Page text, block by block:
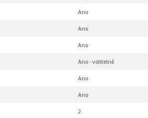
Ano
Ano
Ano
Ano - volitelně
Ano
Ano
2